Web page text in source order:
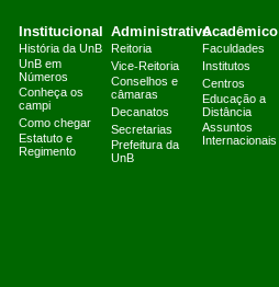
Institucional
História da UnB
UnB em
Números
Conheça os
campi
Como chegar
Estatuto e
Regimento
Administrativo
Reitoria
Vice-Reitoria
Conselhos e
câmaras
Decanatos
Secretarias
Prefeitura da
UnB
Acadêmico
Faculdades
Institutos
Centros
Educação a
Distância
Assuntos
Internacionais